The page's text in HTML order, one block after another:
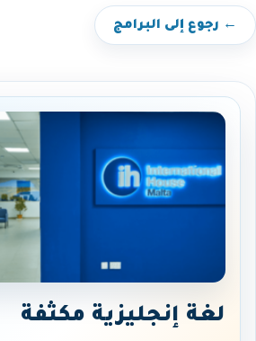
← رجوع إلى البرامج
لغة إنجليزية مكثفة